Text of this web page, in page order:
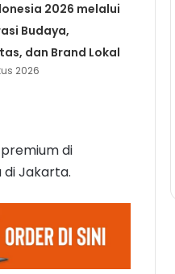
2026 melalui
Budaya,
dan Brand Lokal
2026
premium di
Jakarta.